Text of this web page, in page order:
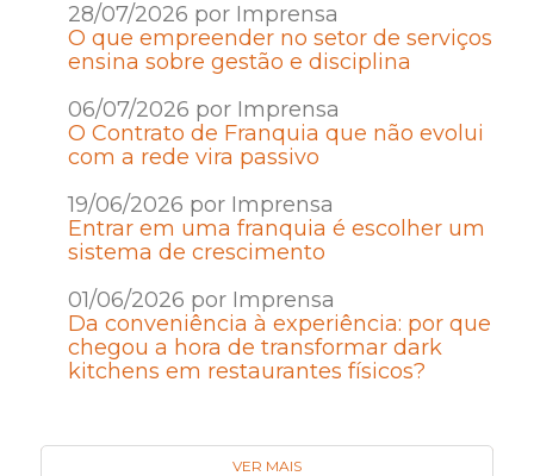
28/07/2026 por Imprensa
O que empreender no setor de serviços
ensina sobre gestão e disciplina
06/07/2026 por Imprensa
O Contrato de Franquia que não evolui
com a rede vira passivo
19/06/2026 por Imprensa
Entrar em uma franquia é escolher um
sistema de crescimento
01/06/2026 por Imprensa
Da conveniência à experiência: por que
chegou a hora de transformar dark
kitchens em restaurantes físicos?
VER MAIS